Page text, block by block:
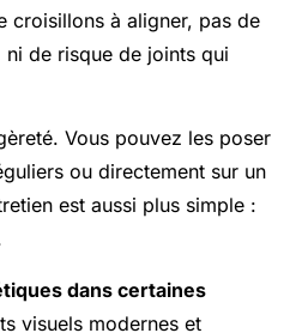
croisillons à aligner, pas de
de risque de joints qui
Vous pouvez les poser
ou directement sur un
est aussi plus simple :
dans certaines
visuels modernes et